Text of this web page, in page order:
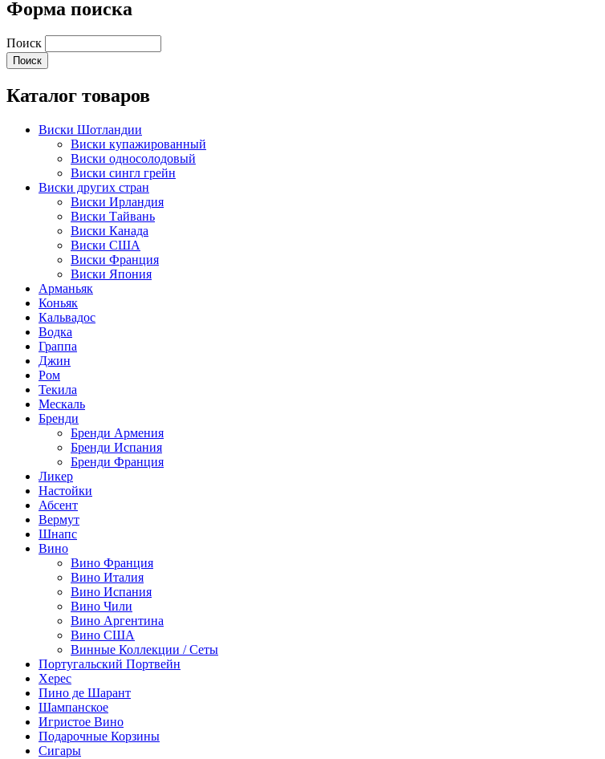
Форма поиска
Поиск
Каталог товаров
Виски Шотландии
Виски купажированный
Виски односолодовый
Виски сингл грейн
Виски других стран
Виски Ирландия
Виски Тайвань
Виски Канада
Виски США
Виски Франция
Виски Япония
Арманьяк
Коньяк
Кальвадос
Водка
Граппа
Джин
Ром
Текила
Мескаль
Бренди
Бренди Армения
Бренди Испания
Бренди Франция
Ликер
Настойки
Абсент
Вермут
Шнапс
Вино
Вино Франция
Вино Италия
Вино Испания
Вино Чили
Вино Аргентина
Вино США
Винные Коллекции / Сеты
Португальский Портвейн
Херес
Пино де Шарант
Шампанское
Игристое Вино
Подарочные Корзины
Сигары